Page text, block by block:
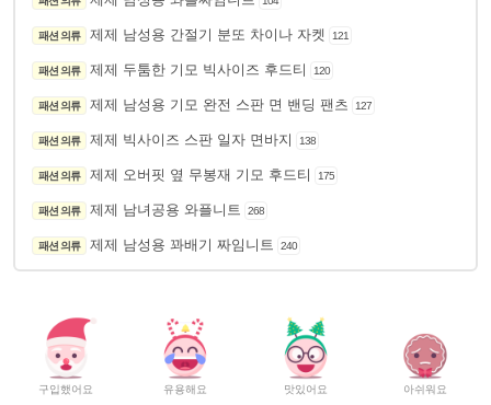
패션 의류 제제 남성용 간절기 분또 차이나 자켓 121
패션 의류 제제 두툼한 기모 빅사이즈 후드티 120
패션 의류 제제 남성용 기모 완전 스판 면 밴딩 팬츠 127
패션 의류 제제 빅사이즈 스판 일자 면바지 138
패션 의류 제제 오버핏 옆 무봉재 기모 후드티 175
패션 의류 제제 남녀공용 와플니트 268
패션 의류 제제 남성용 꽈배기 짜임니트 240
구입했어요
유용해요
맛있어요
아쉬워요